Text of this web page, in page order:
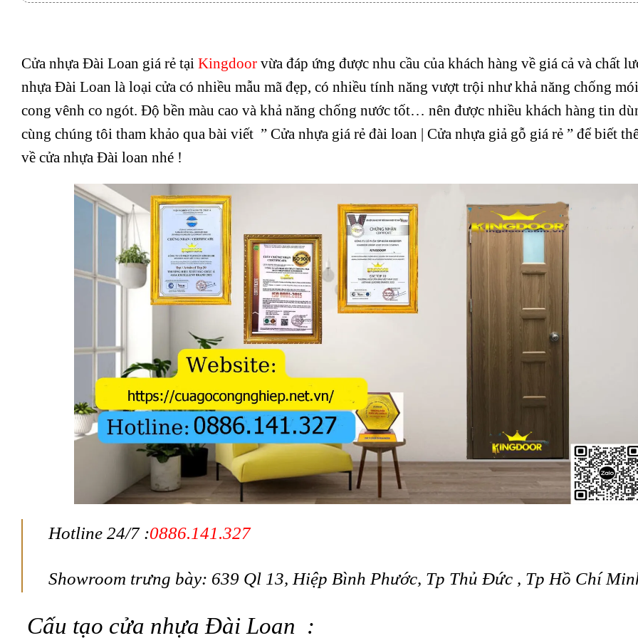
Cửa nhựa Đài Loan giá rẻ tại Kingdoor vừa đáp ứng được nhu cầu của khách hàng về giá cả và chất
nhựa Đài Loan là loại cửa có nhiều mẫu mã đẹp, có nhiều tính năng vượt trội như khả năng chống
cong vênh co ngót. Độ bền màu cao và khả năng chống nước tốt… nên được nhiều khách hàng tin
cùng chúng tôi tham khảo qua bài viết ” Cửa nhựa giá rẻ đài loan | Cửa nhựa giả gỗ giá rẻ ” để biết
về cửa nhựa Đài loan nhé !
Hotline 24/7 :0886.141.327
Showroom trưng bày: 639 Ql 13, Hiệp Bình Phước, Tp Thủ Đức , Tp Hồ Chí
Cấu tạo cửa nhựa Đài Loan :